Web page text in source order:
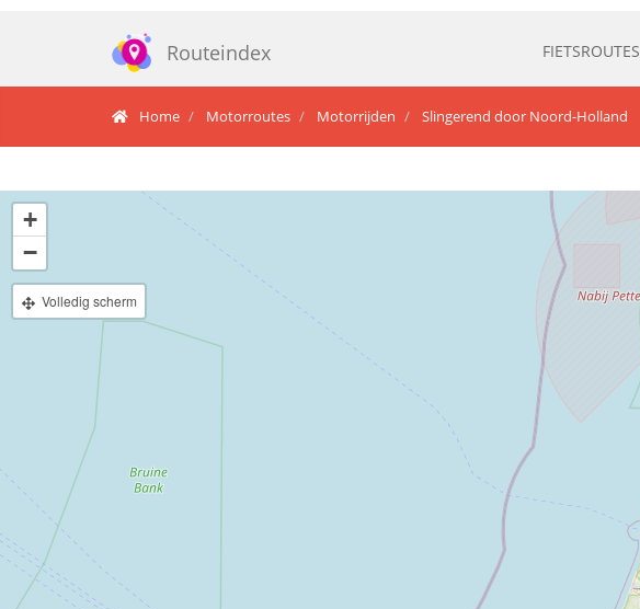
Routeindex FIETSROUTES
Home Motorroutes Motorrijden Slingerend door Noord-Holland
+
−
Volledig scherm